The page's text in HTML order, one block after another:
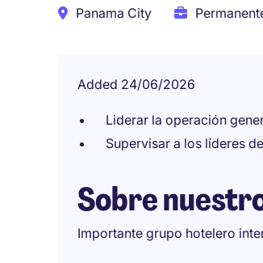
Panama City
Added 24/06/2026
Liderar la operación
Supervisar a los líderes
Sobre
Importante grupo hotelero